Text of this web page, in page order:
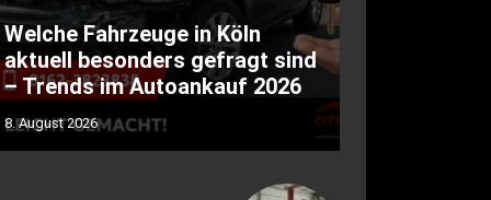
Welche Fahrzeuge in Köln
aktuell besonders gefragt sind
– Trends im Autoankauf 2026
8. August 2026